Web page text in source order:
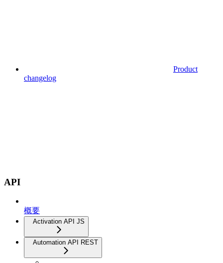
Product
changelog
API
概要
Activation API JS
Automation API REST